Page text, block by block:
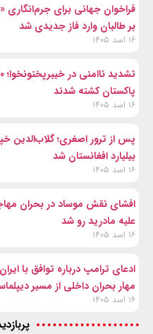
فراخوان جهانی برای جرم‌انگاری
بر طالبان وارد فاز جدیدی شد
۱۶ اسد ۱۴۰۵
پاکستان کشته شدند
۱۶ اسد ۱۴۰۵
پس از ترور اصغری؛ گلاب‌الدین
بیلیارد افغانستان شد
۱۶ اسد ۱۴۰۵
افشای نقش موساد در بحران
علیه مادرید رو شد
۱۶ اسد ۱۴۰۵
ادعای ترامپ درباره توافق با
مهار بحران داخلی از مسیر
۱۶ اسد ۱۴۰۵